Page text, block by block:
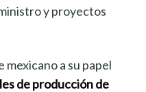
y proyectos
a su papel
de producción de